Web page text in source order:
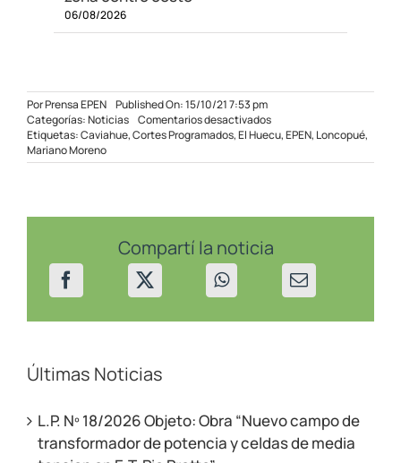
06/08/2026
PorPrensa EPEN Published On: 15/10/21 7:53 pm
Categorías:Noticias Comentarios desactivadosen
Cortes
en
Etiquetas:Caviahue,Cortes Programados,El Huecu,EPEN, Loncopué,
Mariano Moreno
Compartí la noticia
Últimas Noticias
L.P. Nº 18/2026 Objeto: Obra “Nuevo campo de
transformador de potencia y celdas de media